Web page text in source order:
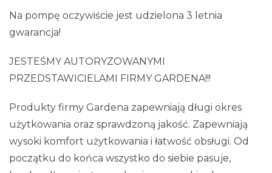
Na pompę oczywiście jest udzielona 3 letnia
gwarancja!
JESTEŚMY AUTORYZOWANYMI
PRZEDSTAWICIELAMI FIRMY GARDENA!!!
Produkty firmy Gardena zapewniają długi okres
użytkowania oraz sprawdzoną jakość. Zapewniają
wysoki komfort użytkowania i łatwość obsługi. Od
początku do końca wszystko do siebie pasuje,